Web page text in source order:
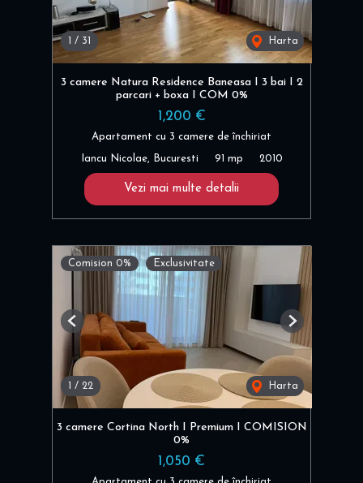
1 / 31 Harta
3 camere Natura Residence Baneasa I 3 bai I 2
parcari + boxa I COM 0%
1,200 €
Apartament cu 3 camere de închiriat
Iancu Nicolae, Bucuresti 91 mp 2010
Vezi mai multe detalii
Comision 0% Exclusivitate
1 / 22 Harta
Previous Next
3 camere Cortina North I Premium I COMISION
0%
1,050 €